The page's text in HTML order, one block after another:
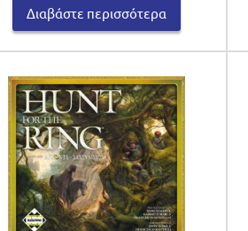
Διαβάστε περισσότερα